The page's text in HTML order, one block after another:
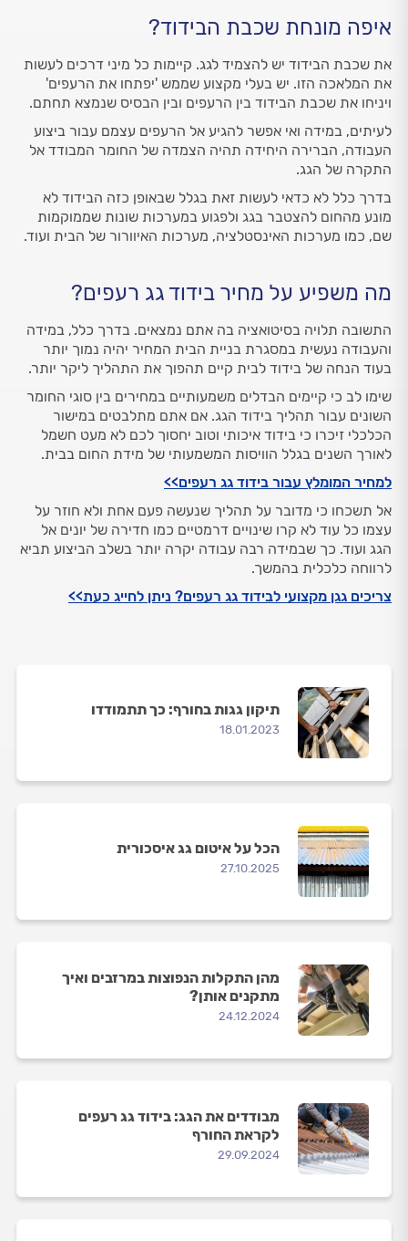
איפה מונחת שכבת הבידוד?
את שכבת הבידוד יש להצמיד לגג. קיימות כל מיני דרכים לעשות
את המלאכה הזו. יש בעלי מקצוע שממש 'יפתחו את הרעפים'
ויניחו את שכבת הבידוד בין הרעפים ובין הבסיס שנמצא תחתם.
לעיתים, במידה ואי אפשר להגיע אל הרעפים עצמם עבור ביצוע
העבודה, הברירה היחידה תהיה הצמדה של החומר המבודד אל
התקרה של הגג.
בדרך כלל לא כדאי לעשות זאת בגלל שבאופן כזה הבידוד לא
מונע מהחום להצטבר בגג ולפגוע במערכות שונות שממוקמות
שם, כמו מערכות האינסטלציה, מערכות האיוורור של הבית ועוד.
מה משפיע על מחיר בידוד גג רעפים?
התשובה תלויה בסיטואציה בה אתם נמצאים. בדרך כלל, במידה
והעבודה נעשית במסגרת בניית הבית המחיר יהיה נמוך יותר
בעוד הנחה של בידוד לבית קיים תהפוך את התהליך ליקר יותר.
שימו לב כי קיימים הבדלים משמעותיים במחירים בין סוגי החומר
השונים עבור תהליך בידוד הגג. אם אתם מתלבטים במישור
הכלכלי זיכרו כי בידוד איכותי וטוב יחסוך לכם לא מעט חשמל
לאורך השנים בגלל הוויסות המשמעותי של מידת החום בבית.
למחיר המומלץ עבור בידוד גג רעפים>>
אל תשכחו כי מדובר על תהליך שנעשה פעם אחת ולא חוזר על
עצמו כל עוד לא קרו שינויים דרמטיים כמו חדירה של יונים אל
הגג ועוד. כך שבמידה רבה עבודה יקרה יותר בשלב הביצוע תביא
לרווחה כלכלית בהמשך.
צריכים גגן מקצועי לבידוד גג רעפים? ניתן לחייג כעת>>
תיקון גגות בחורף: כך תתמודדו
18.01.2023
הכל על איטום גג איסכורית
27.10.2025
מהן התקלות הנפוצות במרזבים ואיך
מתקנים אותן?
24.12.2024
מבודדים את הגג: בידוד גג רעפים
לקראת החורף
29.09.2024